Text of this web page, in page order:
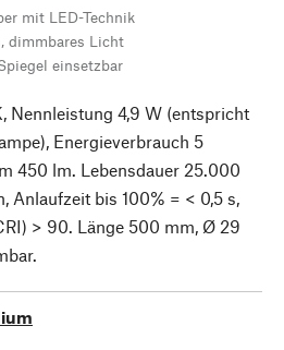
mit LED-Technik
dimmbares Licht
einsetzbar
Nennleistung 4,9 W (entspricht
Energieverbrauch 5
450 lm. Lebensdauer 25.000
Anlaufzeit bis 100% = < 0,5 s,
> 90. Länge 500 mm, Ø 29